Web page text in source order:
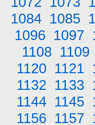
1084 1085
1096 1097
1108 1109
1120 1121
1132 1133
1144 1145
1156 1157